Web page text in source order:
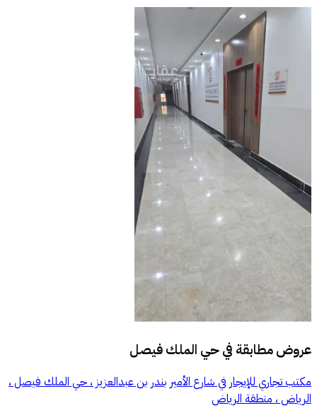
عروض مطابقة فيحي الملك فيصل
مكتب تجاري للإيجار في شارع الأمير بندر بن عبدالعزيز ، حي الملك فيصل ،
الرياض ، منطقة الرياض